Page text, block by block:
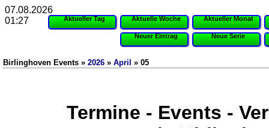
Aktueller Tag Aktuelle Woche Aktueller Monat
Neuer Eintrag Neue Serie
Birlinghoven Events » 2026 » April » 05
Termine - Events -
07.08.2026
01:27